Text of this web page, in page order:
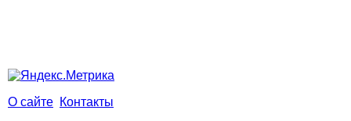
О сайте Контакты